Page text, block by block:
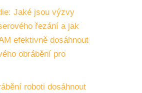
Jaké jsou výzvy
řezání a jak
efektivně dosáhnout
obrábění pro
roboti dosáhnout